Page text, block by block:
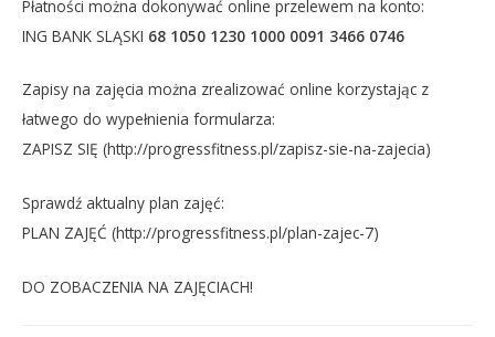
Płatności można dokonywać online przelewem na konto:
ING BANK SLĄSKI 68 1050 1230 1000 0091 3466 0746
Zapisy na zajęcia można zrealizować online korzystając z
łatwego do wypełnienia formularza:
ZAPISZ SIĘ (http://progressfitness.pl/zapisz-sie-na-zajecia)
Sprawdź aktualny plan zajęć:
PLAN ZAJĘĆ (http://progressfitness.pl/plan-zajec-7)
DO ZOBACZENIA NA ZAJĘCIACH!